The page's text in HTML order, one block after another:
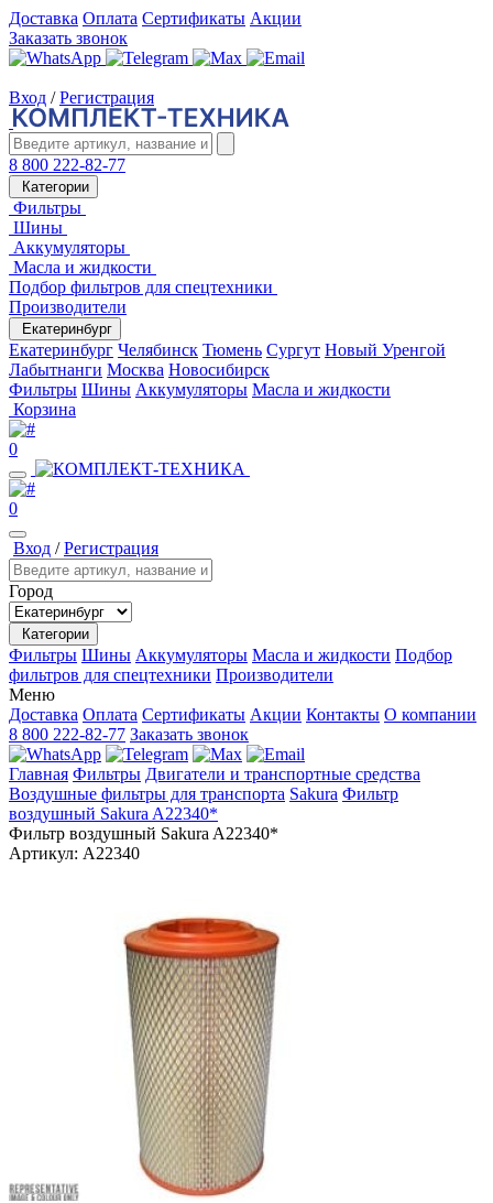
Доставка Оплата Сертификаты Акции
Заказать звонок
Вход / Регистрация
8 800 222-82-77
Категории
Фильтры
Шины
Аккумуляторы
Масла и жидкости
Подбор фильтров для спецтехники
Производители
Екатеринбург
Екатеринбург Челябинск Тюмень Сургут Новый Уренгой
Лабытнанги Москва Новосибирск
Фильтры Шины Аккумуляторы Масла и жидкости
Корзина
0
0
Вход /Регистрация
Город
Категории
Фильтры Шины Аккумуляторы Масла и жидкости Подбор
фильтров для спецтехники Производители
Меню
Доставка Оплата Сертификаты Акции Контакты О компании
8 800 222-82-77 Заказать звонок
Главная Фильтры Двигатели и транспортные средства
Воздушные фильтры для транспорта Sakura Фильтр
воздушный Sakura A22340*
Фильтр воздушный Sakura A22340*
Артикул: A22340